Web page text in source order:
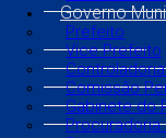
Governo
Prefeito
Vice Prefeito
Comissão
Gabinete do
Procuradoria